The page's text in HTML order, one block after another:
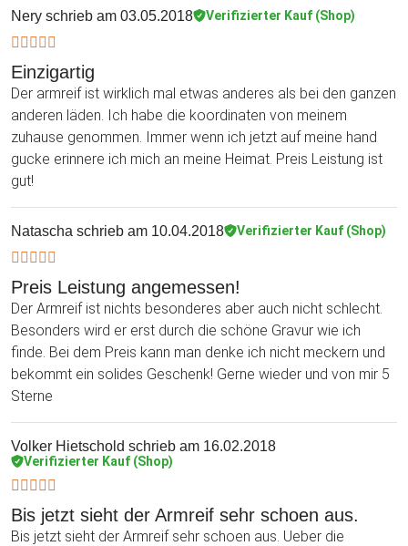
Nery schrieb am 03.05.2018 Verifizierter Kauf (Shop)
Einzigartig
Der armreif ist wirklich mal etwas anderes als bei den ganzen
anderen läden. Ich habe die koordinaten von meinem
zuhause genommen. Immer wenn ich jetzt auf meine hand
gucke erinnere ich mich an meine Heimat. Preis Leistung ist
gut!
Natascha schrieb am 10.04.2018 Verifizierter Kauf (Shop)
Preis Leistung angemessen!
Der Armreif ist nichts besonderes aber auch nicht schlecht.
Besonders wird er erst durch die schöne Gravur wie ich
finde. Bei dem Preis kann man denke ich nicht meckern und
bekommt ein solides Geschenk! Gerne wieder und von mir 5
Sterne
Volker Hietschold schrieb am 16.02.2018
Verifizierter Kauf (Shop)
Bis jetzt sieht der Armreif sehr schoen aus.
Bis jetzt sieht der Armreif sehr schoen aus. Ueber die